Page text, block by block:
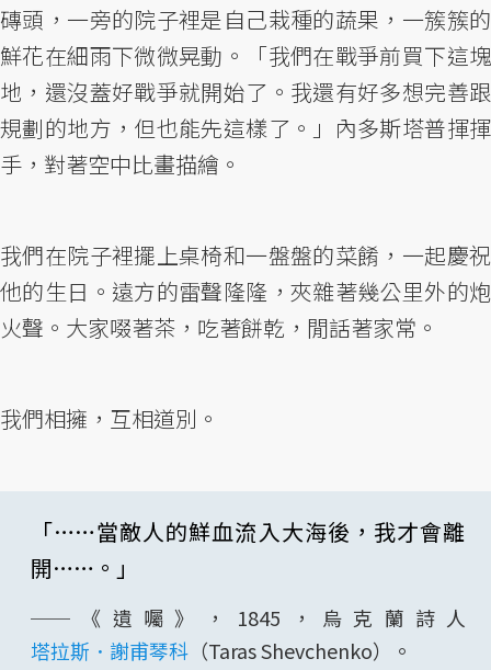
磚頭，一旁的院子裡是自己栽種的蔬果，一簇簇的
鮮花在細雨下微微晃動。「我們在戰爭前買下這塊
地，還沒蓋好戰爭就開始了。我還有好多想完善跟
規劃的地方，但也能先這樣了。」內多斯塔普揮揮
手，對著空中比畫描繪。
我們在院子裡擺上桌椅和一盤盤的菜餚，一起慶祝
他的生日。遠方的雷聲隆隆，夾雜著幾公里外的炮
火聲。大家啜著茶，吃著餅乾，閒話著家常。
我們相擁，互相道別。
「……當敵人的鮮血流入大海後，我才會離
開……。」
──《遺囑》，1845，烏克蘭詩人
塔拉斯．謝甫琴科 （Taras Shevchenko）。